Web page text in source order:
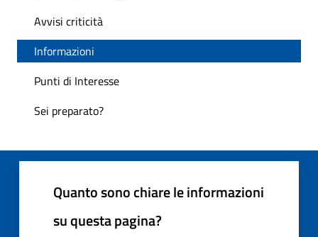
Avvisi criticità
Informazioni
Punti di Interesse
Sei preparato?
Quanto sono chiare le informazioni
su questa pagina?